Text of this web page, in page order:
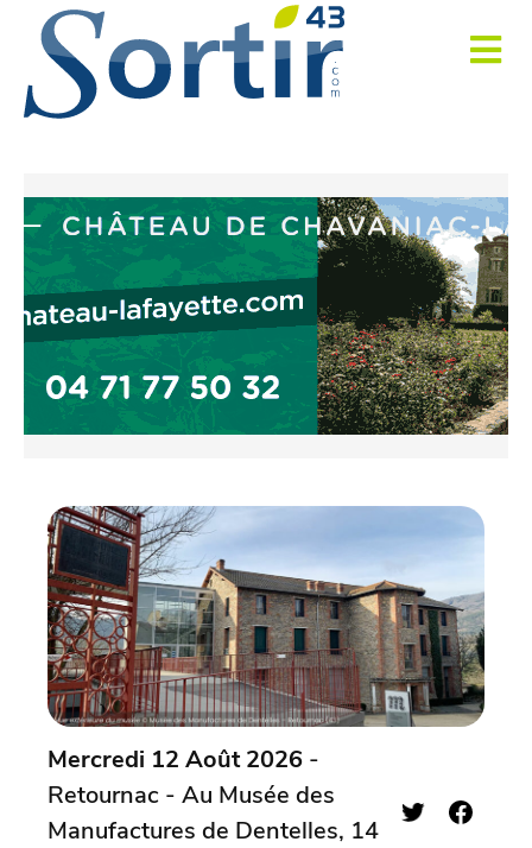
Mercredi 12 Août 2026 -
Retournac - Au Musée des
Manufactures de Dentelles, 14